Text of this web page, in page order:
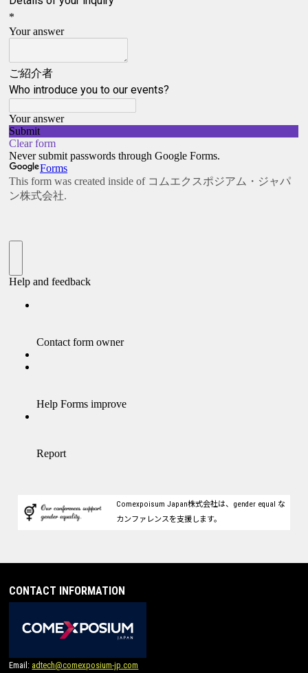
Comexpoisum Japan株式会社は、gender equal な
カンファレンスを支援します。
CONTACT INFORMATION
Email: adtech@comexposium-jp.com